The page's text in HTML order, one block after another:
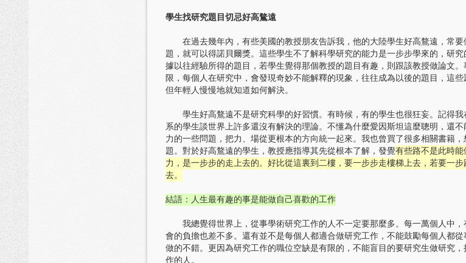
學生找研究題目切忌好高鶩遠
在過去幾年內，有些美國的教授朋友告訴我，他的大陸學生好高鶩遠，常要
題，就可以得諾貝爾獎。這些學生不了解科學研究的能力是一步步學來的，研
據以往經驗所得的題目，若學生覺得那個教授的題目有趣，則跟該教授做論文
限，每個人在研究中，會發現奇妙不能解釋的現象，往往成為以後的題目，這
但年輕人慢慢地就知道如何解決。
學生好高鶩遠不是研究科學的好習慣。有時候，有的學生也很狂妄。記得我
系的學生談世界上許多還沒有解決的理論。不懂為什麼愛因斯坦這麼聰明，還
力的一些問題，把力、場從更根本的方向統一起來。我也曾買了很多相關書籍
題。對於好高鶩遠的學生，教授應指導其先從根本了解，發覺有些路不是此時
力，是一步步的走上去的。好比從這裏到二樓，要一步步走樓梯上去，若要一
去。
結語：人生最有趣的事是能做自己喜歡的工作
我總覺得世界上，從事學術研究工作的人不一定要那麼多。每一萬個人中，
會的負擔也差不多。還有並不是每個人都適合做研究工作，不能鼓勵每個人都
做的不錯。更因為研究工作的職位空缺是有限的，不能盲目的要研究生做研究
作的人。